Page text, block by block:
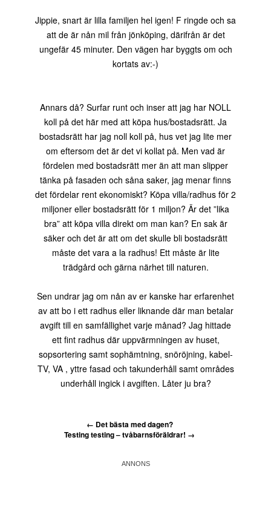
Jippie, snart är lilla familjen hel igen! F ringde och sa
att de är nån mil från jönköping, därifrån är det
ungefär 45 minuter. Den vägen har byggts om och
kortats av:-)
Annars då? Surfar runt och inser att jag har NOLL
koll på det här med att köpa hus/bostadsrätt. Ja
bostadsrätt har jag noll koll på, hus vet jag lite mer
om eftersom det är det vi kollat på. Men vad är
fördelen med bostadsrätt mer än att man slipper
tänka på fasaden och såna saker, jag menar finns
det fördelar rent ekonomiskt? Köpa villa/radhus för 2
miljoner eller bostadsrätt för 1 miljon? Är det ”lika
bra” att köpa villa direkt om man kan? En sak är
säker och det är att om det skulle bli bostadsrätt
måste det vara a la radhus! Ett måste är lite
trädgård och gärna närhet till naturen.
Sen undrar jag om nån av er kanske har erfarenhet
av att bo i ett radhus eller liknande där man betalar
avgift till en samfällighet varje månad? Jag hittade
ett fint radhus där uppvärmningen av huset,
sopsortering samt sophämtning, snöröjning, kabel-
TV, VA , yttre fasad och takunderhåll samt områdes
underhåll ingick i avgiften. Låter ju bra?
← Det bästa med dagen?
Testing testing – tvåbarnsföräldrar! →